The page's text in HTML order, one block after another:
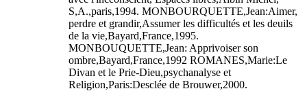
S,A.,paris,1994. MONBOURQUETTE,Jean:Aimer,
perdre et grandir,Assumer les difficultés et les deuils
de la vie,Bayard,France,1995.
MONBOUQUETTE,Jean: Apprivoiser son
ombre,Bayard,France,1992 ROMANES,Marie:Le
Divan et le Prie-Dieu,psychanalyse et
Religion,Paris:Desclée de Brouwer,2000.